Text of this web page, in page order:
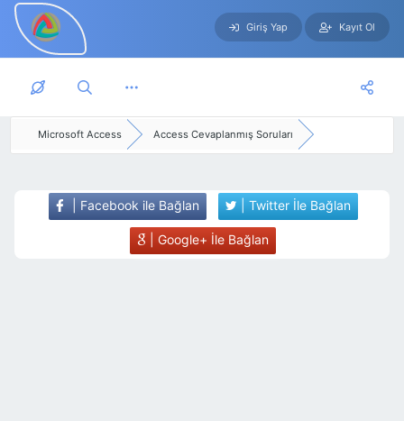
Skip to main content
Giriş Yap Kayıt Ol
Microsoft Access Access Cevaplanmış Soruları
| Facebook ile Bağlan | Twitter İle Bağlan
| Google+ İle Bağlan